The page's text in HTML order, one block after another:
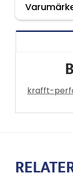
krafft-